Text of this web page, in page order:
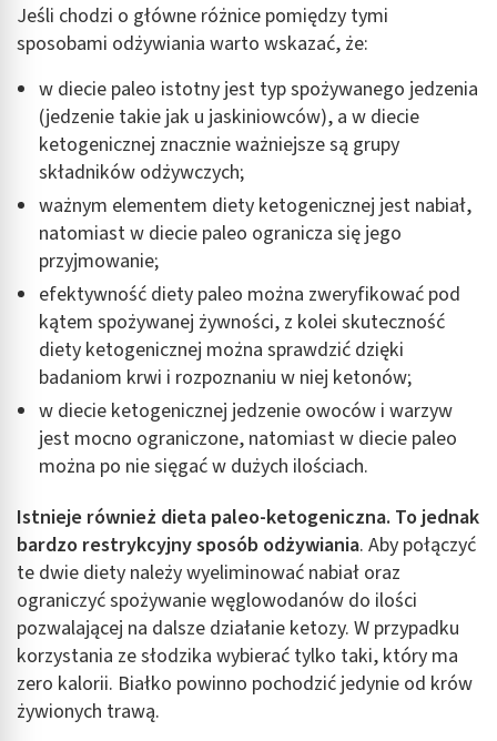
Jeśli chodzi o główne różnice pomiędzy tymi
sposobami odżywiania warto wskazać, że:
w diecie paleo istotny jest typ spożywanego jedzenia
(jedzenie takie jak u jaskiniowców), a w diecie
ketogenicznej znacznie ważniejsze są grupy
składników odżywczych;
ważnym elementem diety ketogenicznej jest nabiał,
natomiast w diecie paleo ogranicza się jego
przyjmowanie;
efektywność diety paleo można zweryfikować pod
kątem spożywanej żywności, z kolei skuteczność
diety ketogenicznej można sprawdzić dzięki
badaniom krwi i rozpoznaniu w niej ketonów;
w diecie ketogenicznej jedzenie owoców i warzyw
jest mocno ograniczone, natomiast w diecie paleo
można po nie sięgać w dużych ilościach.
Istnieje również dieta paleo-ketogeniczna. To jednak
bardzo restrykcyjny sposób odżywiania. Aby połączyć
te dwie diety należy wyeliminować nabiał oraz
ograniczyć spożywanie węglowodanów do ilości
pozwalającej na dalsze działanie ketozy. W przypadku
korzystania ze słodzika wybierać tylko taki, który ma
zero kalorii. Białko powinno pochodzić jedynie od krów
żywionych trawą.